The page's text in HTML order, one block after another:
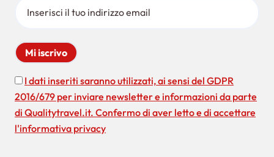
I dati inseriti saranno utilizzati, ai sensi del GDPR
2016/679 per inviare newsletter e informazioni da parte
di Qualitytravel.it. Confermo di aver letto e di accettare
l'informativa privacy